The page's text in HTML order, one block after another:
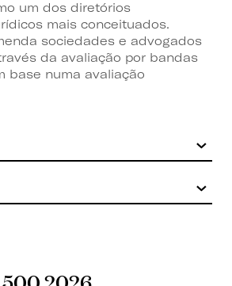
um dos diretórios
mais conceituados.
sociedades e advogados
da avaliação por bandas
base numa avaliação